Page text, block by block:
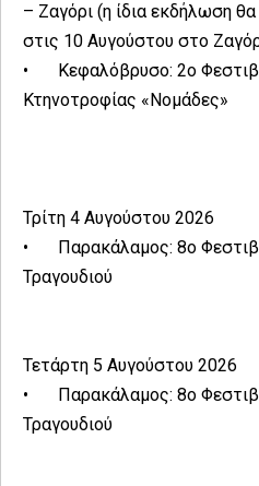
– Ζαγόρι (η ίδια εκδήλωση
στις 10 Αυγούστου στο
•
Κεφαλόβρυσο: 2ο
Κτηνοτροφίας «Νομάδες»
Τρίτη 4 Αυγούστου 2026
•
Παρακάλαμος: 8ο
Τραγουδιού
Τετάρτη 5 Αυγούστου 2026
•
Παρακάλαμος: 8ο
Τραγουδιού